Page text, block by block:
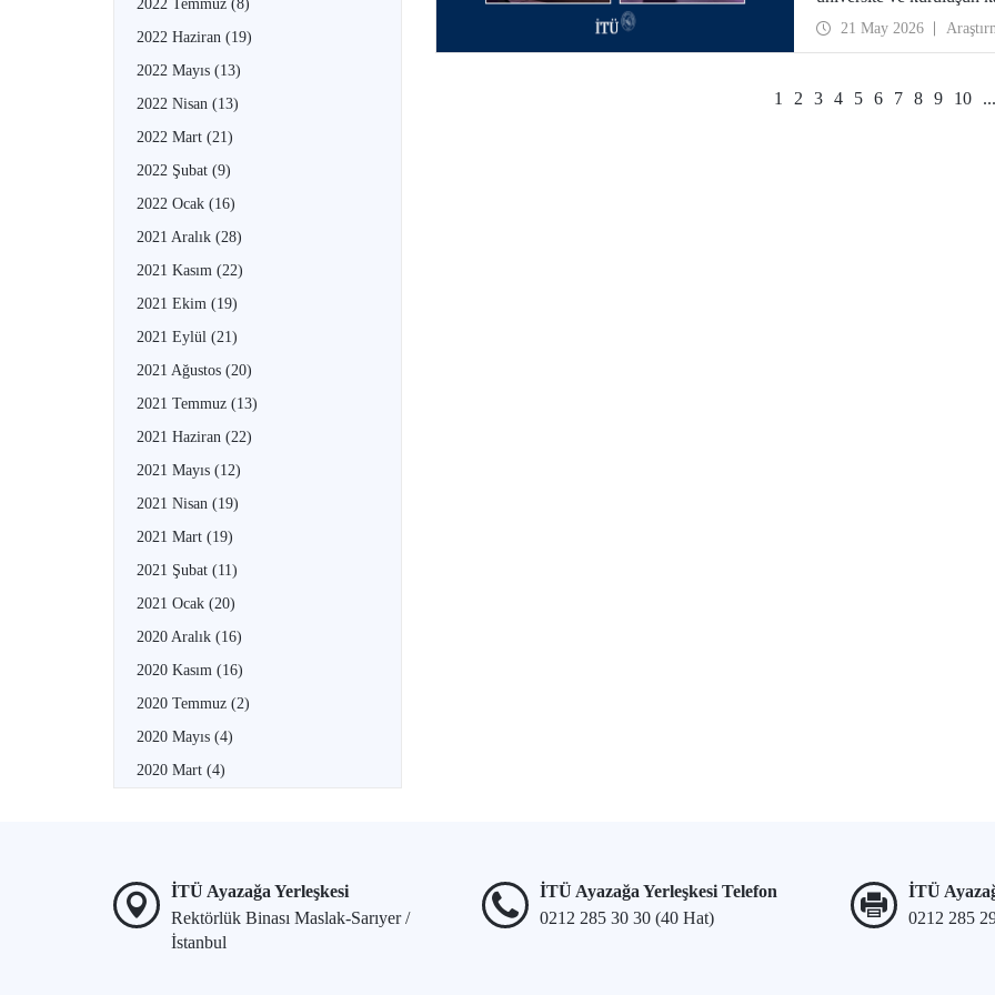
2022 Temmuz (8)
2022 Haziran (19)
2022 Mayıs (13)
2022 Nisan (13)
2022 Mart (21)
2022 Şubat (9)
2022 Ocak (16)
2021 Aralık (28)
2021 Kasım (22)
2021 Ekim (19)
2021 Eylül (21)
2021 Ağustos (20)
2021 Temmuz (13)
2021 Haziran (22)
2021 Mayıs (12)
2021 Nisan (19)
2021 Mart (19)
2021 Şubat (11)
2021 Ocak (20)
2020 Aralık (16)
2020 Kasım (16)
2020 Temmuz (2)
2020 Mayıs (4)
2020 Mart (4)
21 May 2026
1 2 3 4 5 6 7 8 9 10 ...
İTÜ Ayazağa Yerleşkesi
Rektörlük Binası Maslak-Sarıyer /
İstanbul
İTÜ Ayazağa Yerleşkesi Telefon
0212 285 30 30 (40 Hat)
İTÜ
0212 285